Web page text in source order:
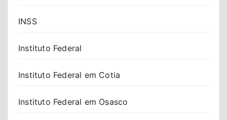
INSS
Instituto Federal
Instituto Federal em Cotia
Instituto Federal em Osasco